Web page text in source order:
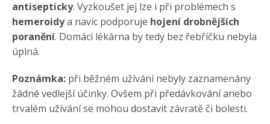
antisepticky. Vyzkoušet jej lze i při problémech s
hemeroidya navíc podporuje hojení drobnějších
poranění. Domácí lékárna by tedy bez řebříčku nebyla
úplná.
Poznámka: při běžném užívání nebyly zaznamenány
žádné vedlejší účinky. Ovšem při předávkování anebo
trvalém užívání se mohou dostavit závratě či bolesti.